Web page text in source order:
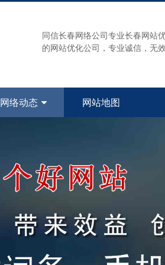
同信长春网络公司专业长春网站
的网站优化公司，专业诚信，无
网络动态 网站地图